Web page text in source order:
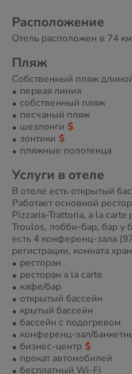
Расположение
Отель расположен в 74
Пляж
Собственный пляж
первая линия
собственный пляж
песчаный пляж
шезлонги
зонтики
пляжные полотенца
Услуги в отеле
В отеле есть открытый
Работает основной
Pizzaria-Trattoria, a la
Troulos, лобби-бар, бар у
есть 4 конференц-зала
регистрации, комната
ресторан
ресторан a la carte
кафе/бар
открытый бассейн
крытый бассейн
бассейн с подогревом
конференц-зал/
бизнес-центр
прокат автомобилей
бесплатный Wi-Fi